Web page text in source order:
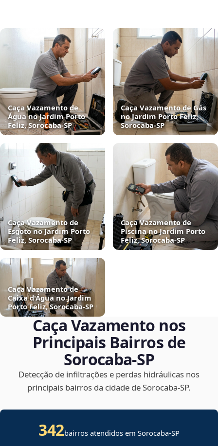
Caça Vazamento de
Água no Jardim Porto
Feliz, Sorocaba‑SP
Caça Vazamento de Gás
no Jardim Porto Feliz,
Sorocaba‑SP
Caça Vazamento de
Esgoto no Jardim Porto
Feliz, Sorocaba‑SP
Caça Vazamento de
Piscina no Jardim Porto
Feliz, Sorocaba‑SP
Caça Vazamento de
Caixa d'Água no Jardim
Porto Feliz, Sorocaba‑SP
Caça Vazamento nos
Principais Bairros de
Sorocaba‑SP
Detecção de infiltrações e perdas hidráulicas nos
principais bairros da cidade de Sorocaba‑SP.
342bairros atendidos em Sorocaba-SP